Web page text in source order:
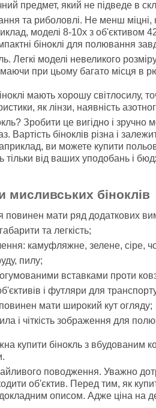
предмет, який не підведе в
та риболовлі. Не менш
моделі 8-10x з об'єктивом
біноклі для полювання
Легкі моделі невеликого
при цьому багато місця в
мають хорошу світлосилу,
як лінзи, наявність
Зробити це вигідно і
Вартість біноклів різна і
ви можете купити
тільки від ваших уподобань і
мисливських біноклів
повинен мати ряд додаткових
та легкість;
камуфляжне, зелене, сіре,
пилу;
вставками проти
і футляри для
мати широкий кут огляду;
і чіткість зображення для
купити бінокль з вбудованим
поводження. Уважно
об'єктив. Перед тим, як
описом. Адже ціна на